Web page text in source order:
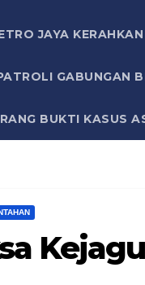
JAYA
GABUNGAN
BUKTI KASUS